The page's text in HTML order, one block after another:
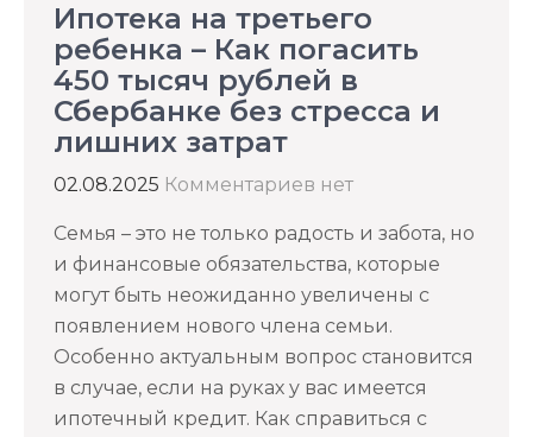
Ипотека на третьего
ребенка – Как погасить
450 тысяч рублей в
Сбербанке без стресса и
лишних затрат
02.08.2025 Комментариев нет
Семья – это не только радость и забота, но
и финансовые обязательства, которые
могут быть неожиданно увеличены с
появлением нового члена семьи.
Особенно актуальным вопрос становится
в случае, если на руках у вас имеется
ипотечный кредит. Как справиться с